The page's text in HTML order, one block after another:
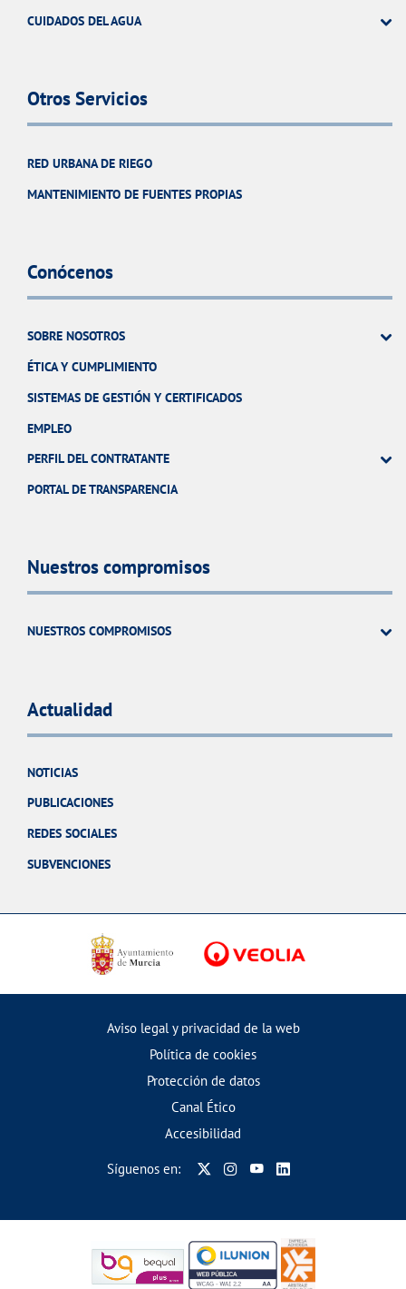
CUIDADOS DEL AGUA
Otros Servicios
RED URBANA DE RIEGO
MANTENIMIENTO DE FUENTES PROPIAS
Conócenos
SOBRE NOSOTROS
ÉTICA Y CUMPLIMIENTO
SISTEMAS DE GESTIÓN Y CERTIFICADOS
EMPLEO
PERFIL DEL CONTRATANTE
PORTAL DE TRANSPARENCIA
Nuestros compromisos
NUESTROS COMPROMISOS
Actualidad
NOTICIAS
PUBLICACIONES
REDES SOCIALES
SUBVENCIONES
Aviso legal y privacidad de la web
Política de cookies
Protección de datos
Canal Ético
Accesibilidad
Síguenos en: